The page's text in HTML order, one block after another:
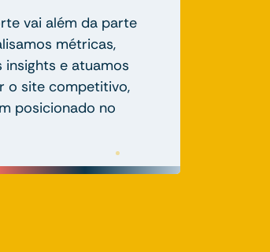
vai além da parte
métricas,
insights e atuamos
o site competitivo,
posicionado no